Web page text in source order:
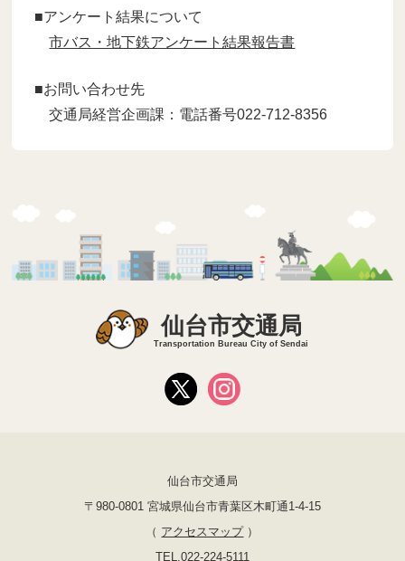
■アンケート結果について
市バス・地下鉄アンケート結果報告書
■お問い合わせ先
交通局経営企画課：電話番号022-712-8356
仙台市交通局
Transportation Bureau City of Sendai
仙台市交通局
〒980-0801 宮城県仙台市青葉区木町通1-4-15
（ アクセスマップ）
TEL.022-224-5111